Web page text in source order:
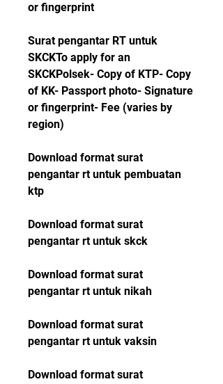
or fingerprint
Surat pengantar RT untuk
SKCKTo apply for an
SKCKPolsek- Copy of KTP- Copy
of KK- Passport photo- Signature
or fingerprint- Fee (varies by
region)
Download format surat
pengantar rt untuk pembuatan
ktp
Download format surat
pengantar rt untuk skck
Download format surat
pengantar rt untuk nikah
Download format surat
pengantar rt untuk vaksin
Download format surat